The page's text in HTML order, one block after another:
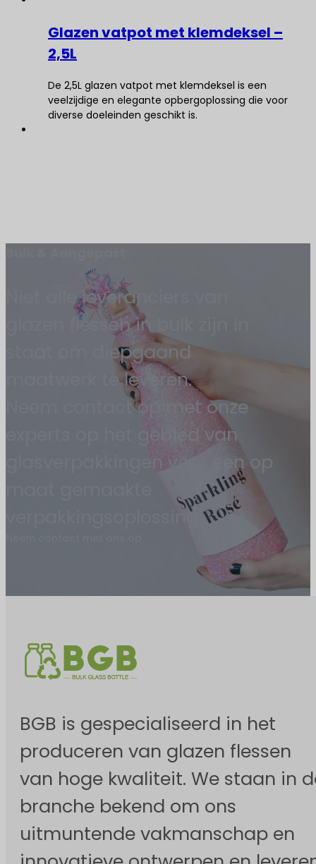
Glazen vatpot met klemdeksel –
2,5L
De 2,5L glazen vatpot met klemdeksel is een
veelzijdige en elegante opbergoplossing die voor
diverse doeleinden geschikt is.
Niet alle leveranciers van
glazen flessen in bulk zijn in
staat om diepgaand
maatwerk te leveren.
Neem contact op met onze
experts op het gebied van
glasverpakkingen voor een op
verpakkingsoplossing.
BGB is gespecialiseerd in het
produceren van glazen flessen
van hoge kwaliteit. We staan in
branche bekend om ons
uitmuntende vakmanschap en